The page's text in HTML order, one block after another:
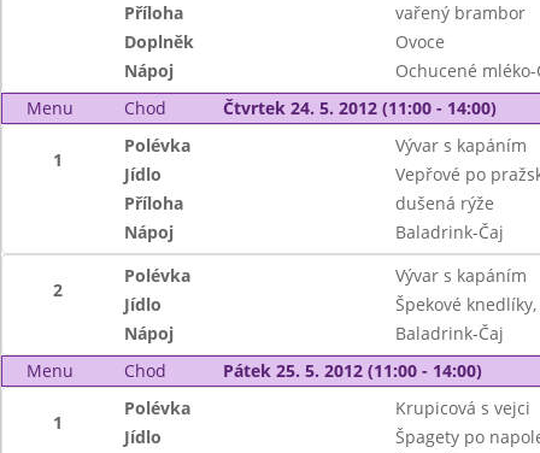
Příloha
vařený brambor
Doplněk
Ovoce
Nápoj
Ochucené
Menu
Chod Čtvrtek 24. 5. 2012 (11:00 - 14:00)
1
Polévka
Vývar s kapáním
Jídlo
Vepřové po
Příloha
dušená rýže
Nápoj
Baladrink-Čaj
2
Polévka
Vývar s kapáním
Jídlo
Špekové
Nápoj
Baladrink-Čaj
Menu
Chod Pátek 25. 5. 2012 (11:00 - 14:00)
1
Polévka
Krupicová s vejci
Jídlo
Špagety po